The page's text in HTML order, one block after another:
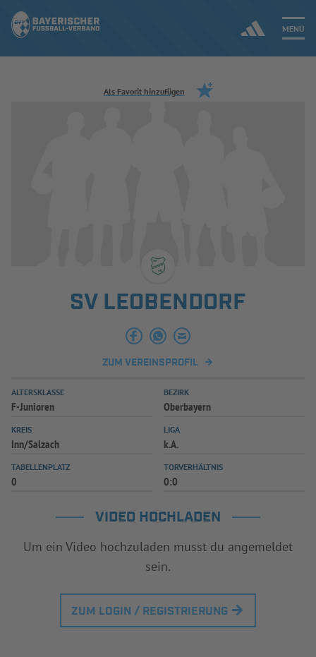
MENÜ
Jetzt einloggen
INFOTHEK SPIELPLUS
Als Favorit hinzufügen
SV LEOBENDORF
ZUM VEREINSPROFIL
ALTERSKLASSE
F-Junioren
BEZIRK
Oberbayern
KREIS
Inn/Salzach
LIGA
k.A.
TABELLENPLATZ
0
TORVERHÄLTNIS
0:0
VIDEO HOCHLADEN
Um ein Video hochzuladen musst du angemeldet
sein.
ZUM LOGIN / REGISTRIERUNG